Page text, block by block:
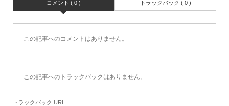
コメント ( 0 ) トラックバック ( 0 )
この記事へのコメントはありません。
この記事へのトラックバックはありません。
トラックバック URL